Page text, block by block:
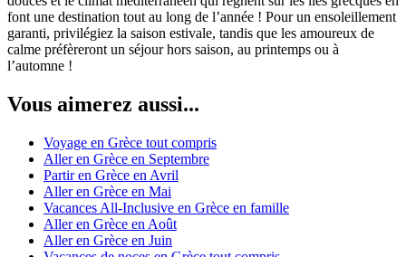
font une destination tout au long de l’année ! Pour un ensoleillement
garanti, privilégiez la saison estivale, tandis que les amoureux de
calme préfèreront un séjour hors saison, au printemps ou à
l’automne !
Vous aimerez aussi...
Voyage en Grèce tout compris
Aller en Grèce en Septembre
Partir en Grèce en Avril
Aller en Grèce en Mai
Vacances All-Inclusive en Grèce en famille
Aller en Grèce en Août
Aller en Grèce en Juin